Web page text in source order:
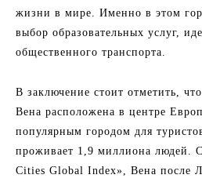
жизни в мире. Именно в этом
выбор образовательных услуг,
общественного транспорта.
В заключение стоит отметить,
Вена расположена в центре
популярным городом для
проживает 1,9 миллиона людей.
Cities Global Index», Вена после